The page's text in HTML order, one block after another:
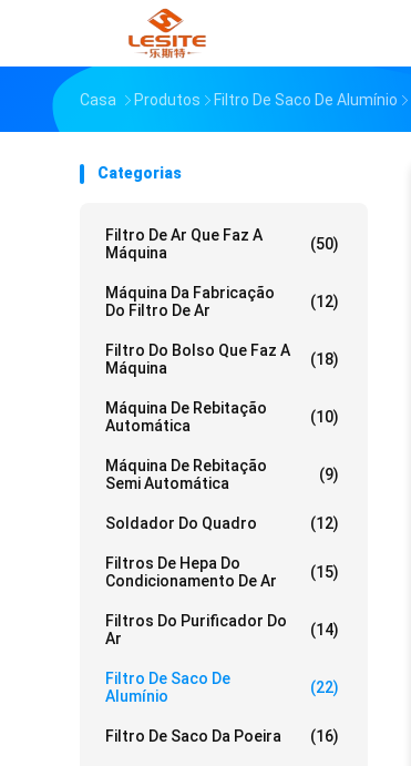
Casa Produtos Filtro De Saco De Alumínio
Categorias
Filtro De Ar Que Faz A
Máquina
(50)
Máquina Da Fabricação
Do Filtro De Ar
(12)
Filtro Do Bolso Que Faz A
Máquina
(18)
Máquina De Rebitação
Automática
(10)
Máquina De Rebitação
Semi Automática
(9)
Soldador Do Quadro (12)
Filtros De Hepa Do
Condicionamento De Ar
(15)
Filtros Do Purificador Do
Ar
(14)
Filtro De Saco De
Alumínio
(22)
Filtro De Saco Da Poeira (16)